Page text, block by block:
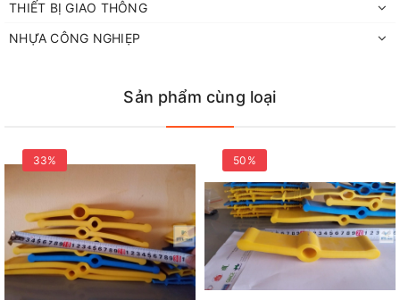
THIẾT BỊ GIAO THÔNG
NHỰA CÔNG NGHIẸP
Sản phẩm cùng loại
33% 50%